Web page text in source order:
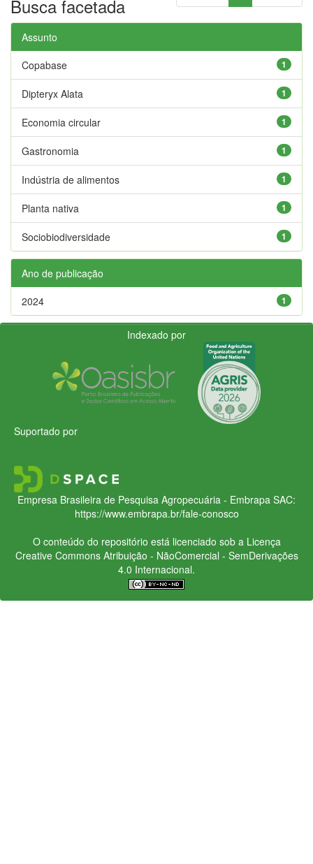
Busca facetada
Assunto
1
Copabase
1
Dipteryx Alata
1
Economia circular
1
Gastronomia
1
Indústria de alimentos
1
Planta nativa
1
Sociobiodiversidade
Ano de publicação
1
2024
Indexado por
Suportado por
Empresa Brasileira de Pesquisa Agropecuária - Embrapa SAC:
https://www.embrapa.br/fale-conosco
O conteúdo do repositório está licenciado sob a Licença
Creative CommonsAtribuição - NãoComercial - SemDerivações
4.0 Internacional.